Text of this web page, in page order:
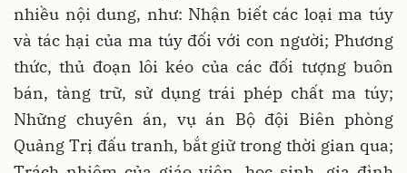
nhiều nội dung, như: Nhận biết các loại ma túy
và tác hại của ma túy đối với con người; Phương
thức, thủ đoạn lôi kéo của các đối tượng buôn
bán, tàng trữ, sử dụng trái phép chất ma túy;
Những chuyên án, vụ án Bộ đội Biên phòng
Quảng Trị đấu tranh, bắt giữ trong thời gian qua;